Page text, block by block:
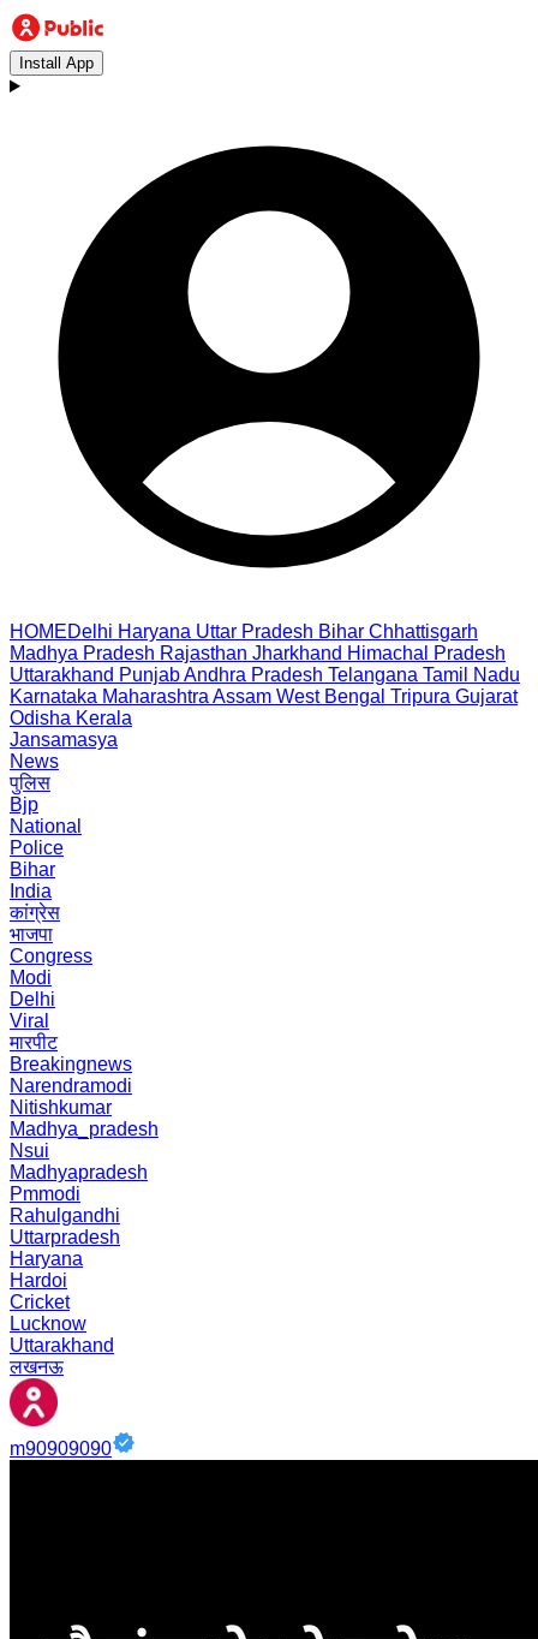
Install App
HOMEDelhi Haryana Uttar Pradesh Bihar Chhattisgarh
Madhya Pradesh Rajasthan Jharkhand Himachal Pradesh
Uttarakhand PunjabAndhra Pradesh Telangana Tamil Nadu
Karnataka Maharashtra Assam West Bengal Tripura Gujarat
Odisha Kerala
Jansamasya
News
पुलिस
Bjp
National
Police
Bihar
India
कांग्रेस
भाजपा
Congress
Modi
Delhi
Viral
मारपीट
Breakingnews
Narendramodi
Nitishkumar
Madhya_pradesh
Nsui
Madhyapradesh
Pmmodi
Rahulgandhi
Uttarpradesh
Haryana
Hardoi
Cricket
Lucknow
Uttarakhand
लखनऊ
m90909090